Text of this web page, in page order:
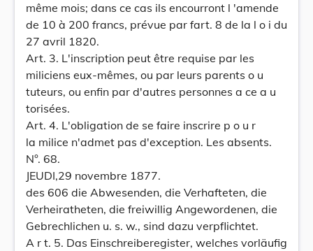
même mois; dans ce cas ils encourront l 'amende
de 10 à 200 francs, prévue par fart. 8 de la l o i du
27 avril 1820.
Art. 3. L'inscription peut être requise par les
miliciens eux-mêmes, ou par leurs parents o u
tuteurs, ou enfin par d'autres personnes a ce a u
torisées.
Art. 4. L'obligation de se faire inscrire p o u r
la milice n'admet pas d'exception. Les absents.
N°. 68.
JEUDI,29 novembre 1877.
des 606 die Abwesenden, die Verhafteten, die
Verheiratheten, die freiwillig Angewordenen, die
Gebrechlichen u. s. w., sind dazu verpflichtet.
A r t. 5. Das Einschreiberegister, welches vorläufig